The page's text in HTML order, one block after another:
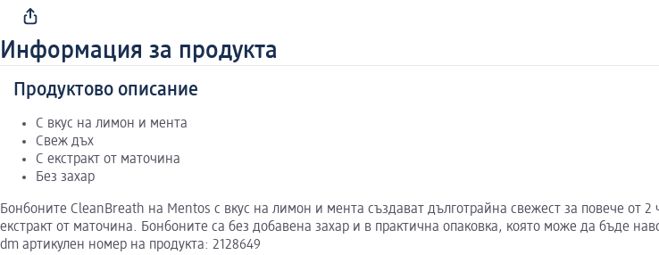
Информация за продукта
Продуктово описание
С вкус на лимон и мента
Свеж дъх
С екстракт от маточина
Без захар
Бонбоните CleanBreath на Mentos с вкус на лимон и мента създават дълготрайна свежест за повече от
екстракт от маточина. Бонбоните са без добавена захар и в практична опаковка, която може да бъде
dm артикулен номер на продукта: 2128649